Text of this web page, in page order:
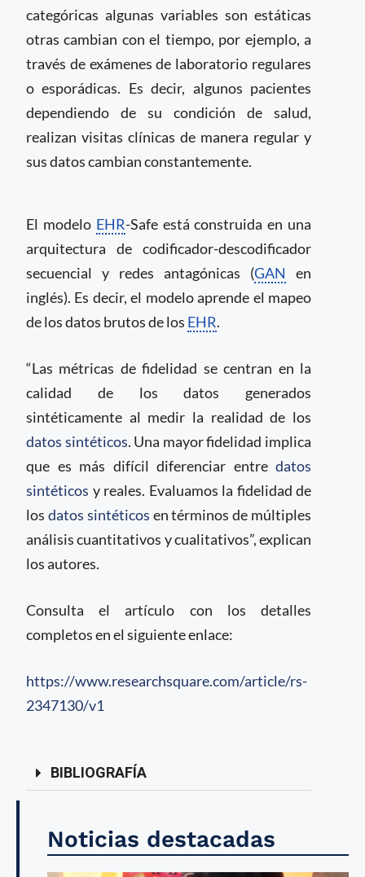
categóricas algunas variables son estáticas
otras cambian con el tiempo, por ejemplo, a
través de exámenes de laboratorio regulares
o esporádicas. Es decir, algunos pacientes
dependiendo de su condición de salud,
realizan visitas clínicas de manera regular y
sus datos cambian constantemente.
El modelo EHR-Safe está construida en una
arquitectura de codificador-descodificador
secuencial y redes antagónicas (GAN en
inglés). Es decir, el modelo aprende el mapeo
de los datos brutos de los EHR.
“Las métricas de fidelidad se centran en la
calidad de los datos generados
sintéticamente al medir la realidad de los
datos sintéticos. Una mayor fidelidad implica
que es más difícil diferenciar entre datos
sintéticos y reales. Evaluamos la fidelidad de
los datos sintéticos en términos de múltiples
análisis cuantitativos y cualitativos”, explican
los autores.
Consulta el artículo con los detalles
completos en el siguiente enlace:
https://www.researchsquare.com/article/rs-
2347130/v1
BIBLIOGRAFÍA
Noticias destacadas